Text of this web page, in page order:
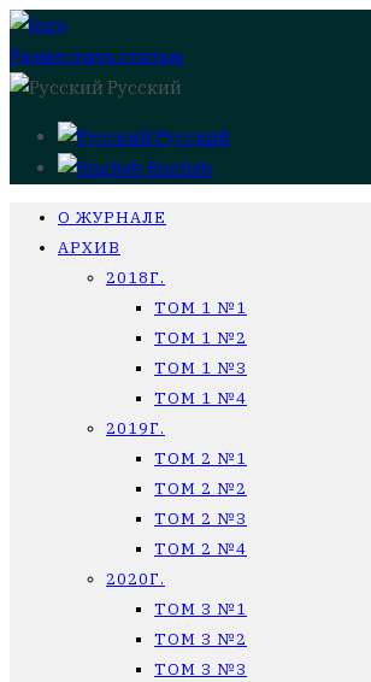
Разместить статью
Русский
Русский
English
О ЖУРНАЛЕ
АРХИВ
2018Г.
ТОМ 1 №1
ТОМ 1 №2
ТОМ 1 №3
ТОМ 1 №4
2019Г.
ТОМ 2 №1
ТОМ 2 №2
ТОМ 2 №3
ТОМ 2 №4
2020Г.
ТОМ 3 №1
ТОМ 3 №2
ТОМ 3 №3